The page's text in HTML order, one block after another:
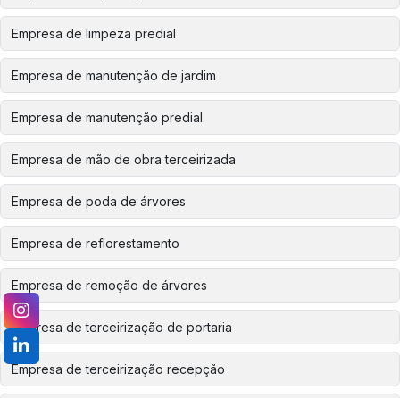
Empresa de limpeza predial
Empresa de manutenção de jardim
Empresa de manutenção predial
Empresa de mão de obra terceirizada
Empresa de poda de árvores
Empresa de reflorestamento
Empresa de remoção de árvores
Empresa de terceirização de portaria
Empresa de terceirização recepção